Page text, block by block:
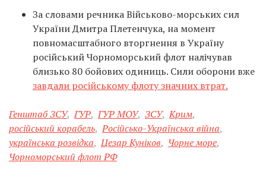
За словами речника Військово-морських сил
України Дмитра Плетенчука, на момент
повномасштабного вторгнення в Україну
російський Чорноморський флот налічував
близько 80 бойових одиниць. Сили оборони вже
завдали російському флоту значних втрат.
Генштаб ЗСУ, ГУР, ГУР МОУ, ЗСУ, Крим,
російський корабель, Російсько-Українська війна,
українська розвідка, Цезар Куніков, Чорне море,
Чорноморський флот РФ